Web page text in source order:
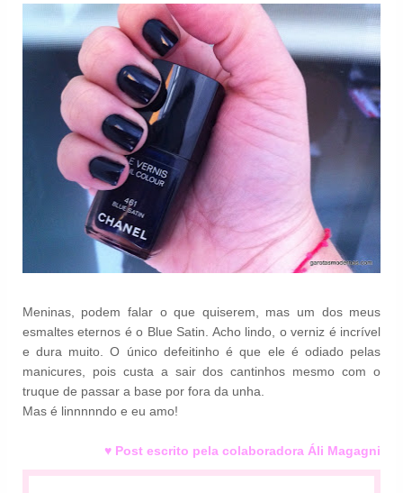
Meninas, podem falar o que quiserem, mas um dos meus
esmaltes eternos é o Blue Satin. Acho lindo, o verniz é incrível
e dura muito. O único defeitinho é que ele é odiado pelas
manicures, pois custa a sair dos cantinhos mesmo com o
truque de passar a base por fora da unha.
Mas é linnnnndo e eu amo!
♥ Post escrito pela colaboradora Áli Magagni